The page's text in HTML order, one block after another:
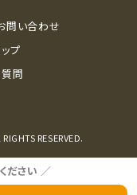
ださい ／
問い合わせ
プ
質問
RESERVED.